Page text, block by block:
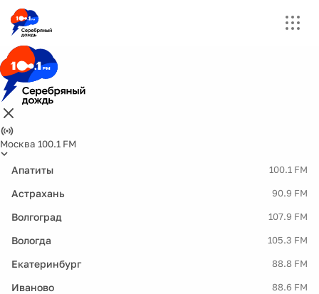
Москва 100.1 FM
Апатиты 100.1 FM
Астрахань 90.9 FM
Волгоград 107.9 FM
Вологда 105.3 FM
Екатеринбург 88.8 FM
Иваново 88.6 FM